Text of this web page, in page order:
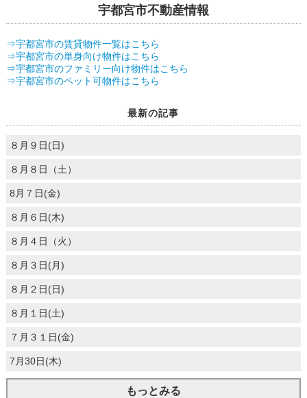
宇都宮市不動産情報
⇒宇都宮市の賃貸物件一覧はこちら
⇒宇都宮市の単身向け物件はこちら
⇒宇都宮市のファミリー向け物件はこちら
⇒宇都宮市のペット可物件はこちら
最新の記事
８月９日(日)
８月８日（土）
8月７日(金)
８月６日(木)
８月４日（火）
８月３日(月)
８月２日(日)
８月１日(土)
７月３１日(金)
7月30日(木)
もっとみる